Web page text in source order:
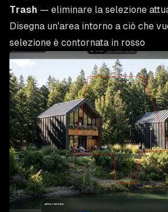
Trash — eliminare la selezione
Disegna un'area intorno a ciò che
selezione è contornata in rosso